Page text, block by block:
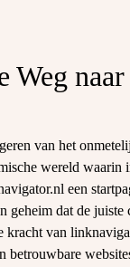
Weg naar
van het
wereld waarin
een
geheim dat de juiste
kracht van
betrouwbare